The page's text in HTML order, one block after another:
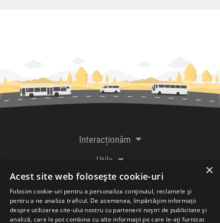
Interacționăm
Utile
De la creatorii
×
Acest site web folosește cookie-uri
Folosim cookie-uri pentru a personaliza conținutul, reclamele și
pentru a ne analiza traficul. De asemenea, împărtășim informații
despre utilizarea site-ului nostru cu partenerii noștri de publicitate și
analiză, care le pot combina cu alte informații pe care le-ați furnizat